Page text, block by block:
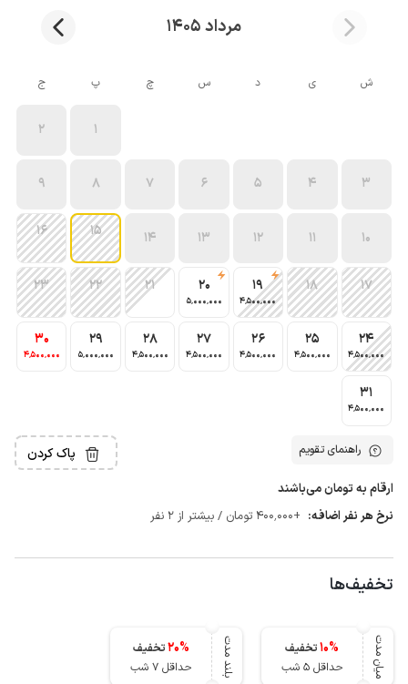
مرداد 1405
ش ی د س چ پ ج
1
2
3
4
5
6
7
8
9
10
11
12
13
14
15
16
17
18
19
4٬500٬000
20
5٬000٬000
21
22
23
24
4٬500٬000
25
4٬500٬000
26
4٬500٬000
27
4٬500٬000
28
4٬500٬000
29
5٬000٬000
30
4٬500٬000
31
4٬500٬000
راهنمای تقویم پاک کردن
ارقام به تومان می‌باشند
نرخ هر نفر اضافه: +400٬000 تومان / بیشتر از 2 نفر
تخفیف‌ها
میان مدت 10%
تخفیف
حداقل 5 شب
بلند مدت 20%
تخفیف
حداقل 7 شب